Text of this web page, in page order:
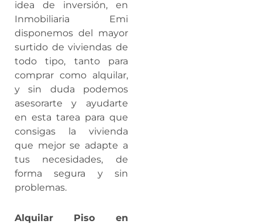
idea de inversión, en
Inmobiliaria Emi
disponemos del mayor
surtido de viviendas de
todo tipo, tanto para
comprar como alquilar,
y sin duda podemos
asesorarte y ayudarte
en esta tarea para que
consigas la vivienda
que mejor se adapte a
tus necesidades, de
forma segura y sin
problemas.
Alquilar Piso en